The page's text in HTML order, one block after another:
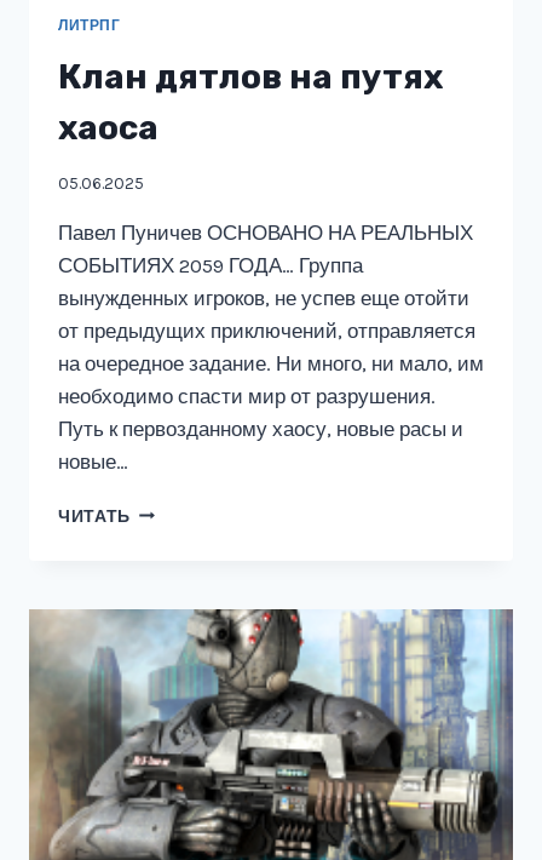
ЛИТРПГ
Клан дятлов на путях
хаоса
05.06.2025
Павел Пуничев ОСНОВАНО НА РЕАЛЬНЫХ
СОБЫТИЯХ 2059 ГОДА… Группа
вынужденных игроков, не успев еще отойти
от предыдущих приключений, отправляется
на очередное задание. Ни много, ни мало, им
необходимо спасти мир от разрушения.
Путь к первозданному хаосу, новые расы и
новые…
ЧИТАТЬ КЛАН
ХАОСА